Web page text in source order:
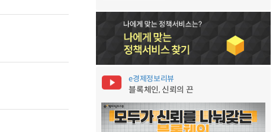
e경제정보리뷰
블록체인, 신뢰의 끈